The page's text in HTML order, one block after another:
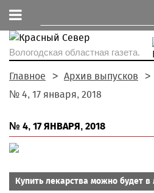
Вологодская областная газета.
Главное
Архив выпусков
№ 4, 17 января, 2018
№ 4, 17 ЯНВАРЯ, 2018
Купить лекарства можно будет